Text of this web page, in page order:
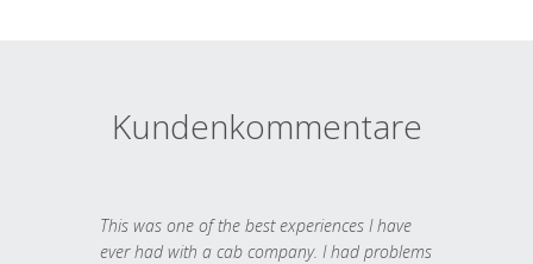
Kundenkommentare
This was one of the best experiences I have
ever had with a cab company. I had problems